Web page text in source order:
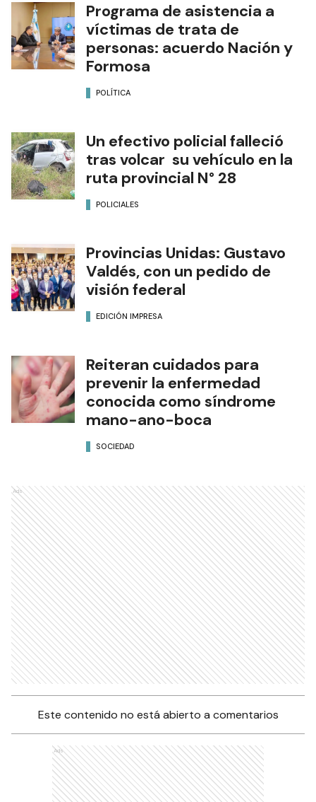
Programa de asistencia a
víctimas de trata de
personas: acuerdo Nación y
Formosa
POLÍTICA
Un efectivo policial falleció
tras volcar su vehículo en la
ruta provincial N° 28
POLICIALES
Provincias Unidas: Gustavo
Valdés, con un pedido de
visión federal
EDICIÓN IMPRESA
Reiteran cuidados para
prevenir la enfermedad
conocida como síndrome
mano-ano-boca
SOCIEDAD
Ads
Este contenido no está abierto a comentarios
Ads